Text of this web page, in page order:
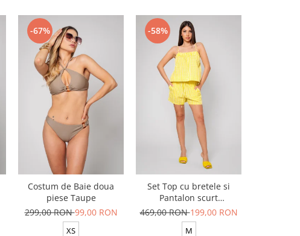
-67%
Costum de Baie doua
piese Taupe
299,00 RON99,00 RON
XS
-58%
Set Top cu bretele si
Pantalon scurt
Yellow/White
469,00 RON199,00 RON
M